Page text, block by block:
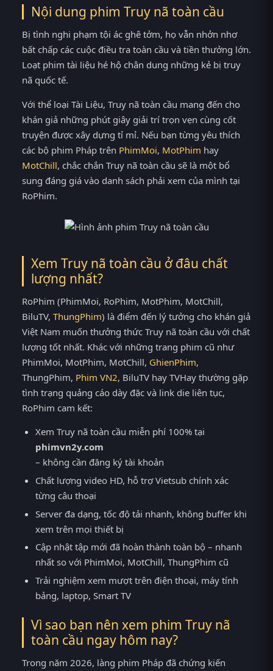
Nội dung phim Truy nã toàn cầu
Bị tình nghi phạm tội ác ghê tởm, họ vẫn nhởn nhơ
bất chấp các cuộc điều tra toàn cầu và tiền thưởng lớn.
Loạt phim tài liệu hé hộ chân dung những kẻ bị truy
nã quốc tế.
Với thể loại Tài Liệu, Truy nã toàn cầu mang đến cho
khán giả những phút giây giải trí trọn vẹn cùng cốt
truyện được xây dựng tỉ mỉ. Nếu bạn từng yêu thích
các bộ phim Pháp trên PhimMoi, MotPhim hay
MotChill, chắc chắn Truy nã toàn cầu sẽ là một bổ
sung đáng giá vào danh sách phải xem của mình tại
RoPhim.
Xem Truy nã toàn cầu ở đâu chất
lượng nhất?
RoPhim (PhimMoi, RoPhim, MotPhim, MotChill,
BiluTV, ThungPhim) là điểm đến lý tưởng cho khán giả
Việt Nam muốn thưởng thức Truy nã toàn cầu với chất
lượng tốt nhất. Khác với những trang phim cũ như
PhimMoi, MotPhim, MotChill, GhienPhim,
ThungPhim, Phim VN2, BiluTV hay TVHay thường gặp
tình trạng quảng cáo dày đặc và link die liên tục,
RoPhim cam kết:
Xem Truy nã toàn cầu miễn phí 100% tại
phimvn2y.com
– không cần đăng ký tài khoản
Chất lượng video HD, hỗ trợ Vietsub chính xác
từng câu thoại
Server đa dạng, tốc độ tải nhanh, không buffer khi
xem trên mọi thiết bị
Cập nhật tập mới đã hoàn thành toàn bộ – nhanh
nhất so với PhimMoi, MotChill, ThungPhim cũ
Trải nghiệm xem mượt trên điện thoại, máy tính
bảng, laptop, Smart TV
Vì sao bạn nên xem phim Truy nã
toàn cầu ngay hôm nay?
Trong năm 2026, làng phim Pháp đã chứng kiến